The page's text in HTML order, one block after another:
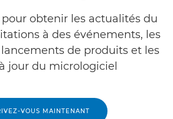
pour obtenir les actualités du
à des événements, les
de produits et les
jour du micrologiciel
VOUS MAINTENANT